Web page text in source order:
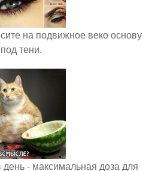
на подвижное веко основу
под тени.
- максимальная доза для